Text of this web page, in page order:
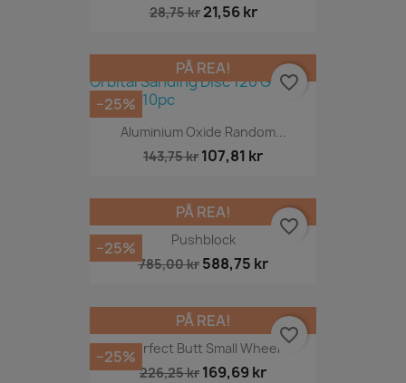
28,75 kr 21,56 kr
Aluminium Oxide Random...
143,75 kr 107,81 kr
PÅ REA!
−25%
favorite_border
Pushblock
785,00 kr 588,75 kr
PÅ REA!
−25%
favorite_border
Perfect Butt Small Wheel
226,25 kr 169,69 kr
PÅ REA!
−25%
favorite_border